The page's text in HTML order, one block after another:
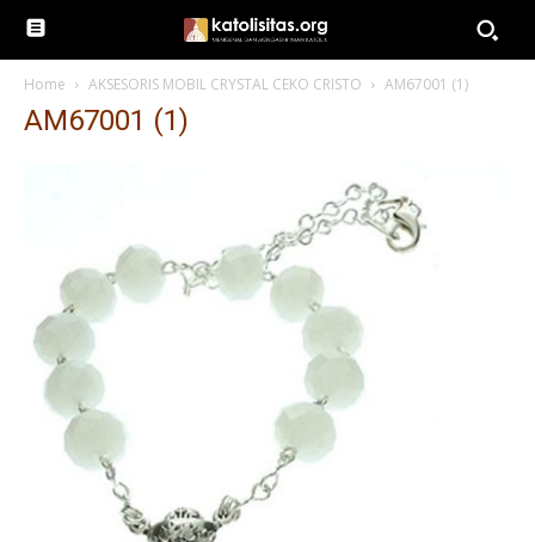
Home AKSESORIS MOBIL CRYSTAL CEKO CRISTO AM67001 (1)
AM67001 (1)